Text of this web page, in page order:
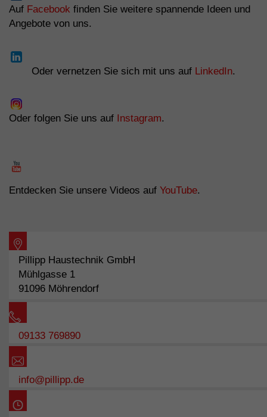
Auf Facebook finden Sie weitere spannende Ideen und
Angebote von uns.
Oder vernetzen Sie sich mit uns auf LinkedIn.
Oder folgen Sie uns auf Instagram.
Entdecken Sie unsere Videos auf YouTube.
Pillipp Haustechnik GmbH
Mühlgasse 1
91096 Möhrendorf
09133 769890
info@pillipp.de